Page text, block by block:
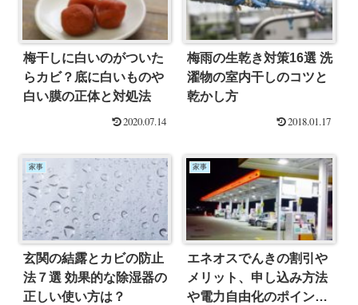
梅干しに白いのがついた
らカビ？底に白いものや
白い膜の正体と対処法
2020.07.14
梅雨の生乾き対策16選 洗
濯物の室内干しのコツと
乾かし方
2018.01.17
家事
玄関の結露とカビの防止
法７選 効果的な除湿器の
正しい使い方は？
家事
エネオスでんきの割引や
メリット、申し込み方法
や電力自由化のポイント